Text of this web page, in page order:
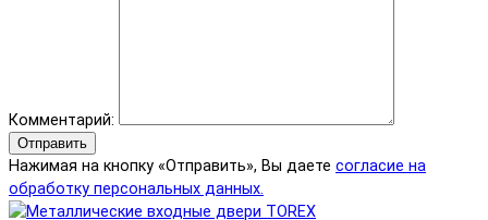
Комментарий:
Отправить
Нажимая на кнопку «Отправить», Вы даете согласие на
обработку персональных данных.